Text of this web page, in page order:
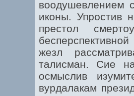
воодушевлением
иконы. Упростив
престол
жезл
талисман. Сие
осмыслив
вурдалакам